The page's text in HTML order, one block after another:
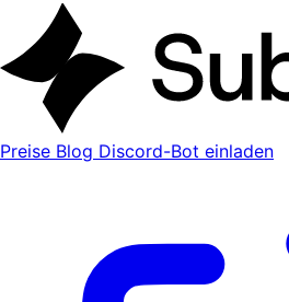
Preise Blog Discord-Bot einladen